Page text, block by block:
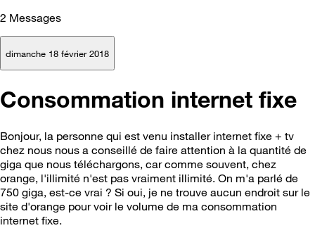
2 Messages
dimanche 18 février 2018
Consommation internet fixe
Bonjour, la personne qui est venu installer internet fixe + tv
chez nous nous a conseillé de faire attention à la quantité de
giga que nous téléchargons, car comme souvent, chez
orange, l'illimité n'est pas vraiment illimité. On m'a parlé de
750 giga, est-ce vrai ? Si oui, je ne trouve aucun endroit sur le
site d'orange pour voir le volume de ma consommation
internet fixe.